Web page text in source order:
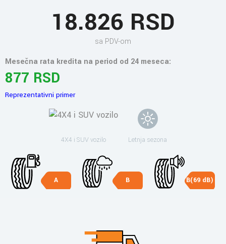
18.826 RSD
sa PDV-om
Mesečna rata kredita na period od 24 meseca:
877 RSD
Reprezentativni primer
4X4 i SUV vozilo Letnja sezona
A B B(69 dB)